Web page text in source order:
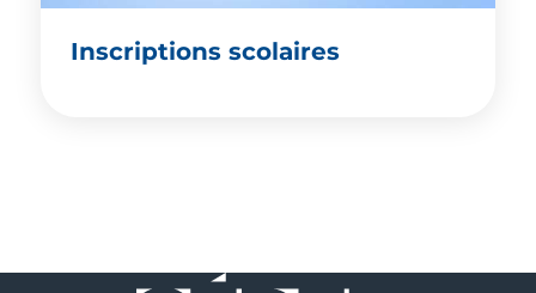
Inscriptions scolaires